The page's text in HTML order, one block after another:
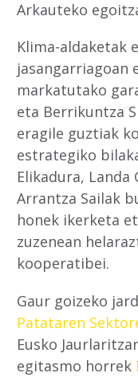
Arkauteko
Klima-aldaketak
jasangarriagoan
markatutako
eta Berrikuntza
eragile guztiak
estrategiko
Elikadura, Landa
Arrantza Sailak
honek ikerketa
zuzenean
kooperatibei.
Gaur goizeko
Patataren
Eusko
egitasmo horrek